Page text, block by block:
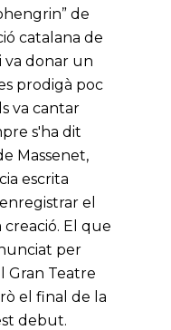
de
catalana de
va donar un
prodigà poc
va cantar
s'ha dit
Massenet,
escrita
el
El que
per
Gran Teatre
el final de la
debut.